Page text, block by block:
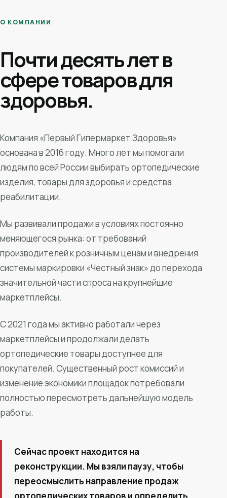
О КОМПАНИИ
Почти десять лет в
сфере товаров для
здоровья.
Компания «Первый Гипермаркет Здоровья»
основана в 2016 году. Много лет мы помогали
людям по всей России выбирать ортопедические
изделия, товары для здоровья и средства
реабилитации.
Мы развивали продажи в условиях постоянно
меняющегося рынка: от требований
производителей к розничным ценам и внедрения
системы маркировки «Честный знак» до перехода
значительной части спроса на крупнейшие
маркетплейсы.
С 2021 года мы активно работали через
маркетплейсы и продолжали делать
ортопедические товары доступнее для
покупателей. Существенный рост комиссий и
изменение экономики площадок потребовали
полностью пересмотреть дальнейшую модель
работы.
Сейчас проект находится на
реконструкции. Мы взяли паузу, чтобы
переосмыслить направление продаж